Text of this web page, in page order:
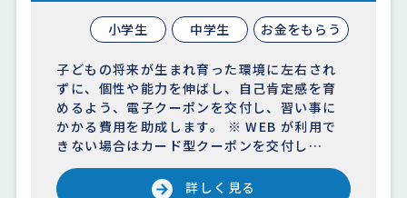
小学生 中学生 お金をもらう
子どもの将来が生まれ育った環境に左右され
ずに、個性や能力を伸ばし、自己肯定感を育
めるよう、電子クーポンを交付し、習い事に
かかる費用を助成します。 ※ WEB が利用で
きない場合はカード型クーポンを交付し…
詳しく見る